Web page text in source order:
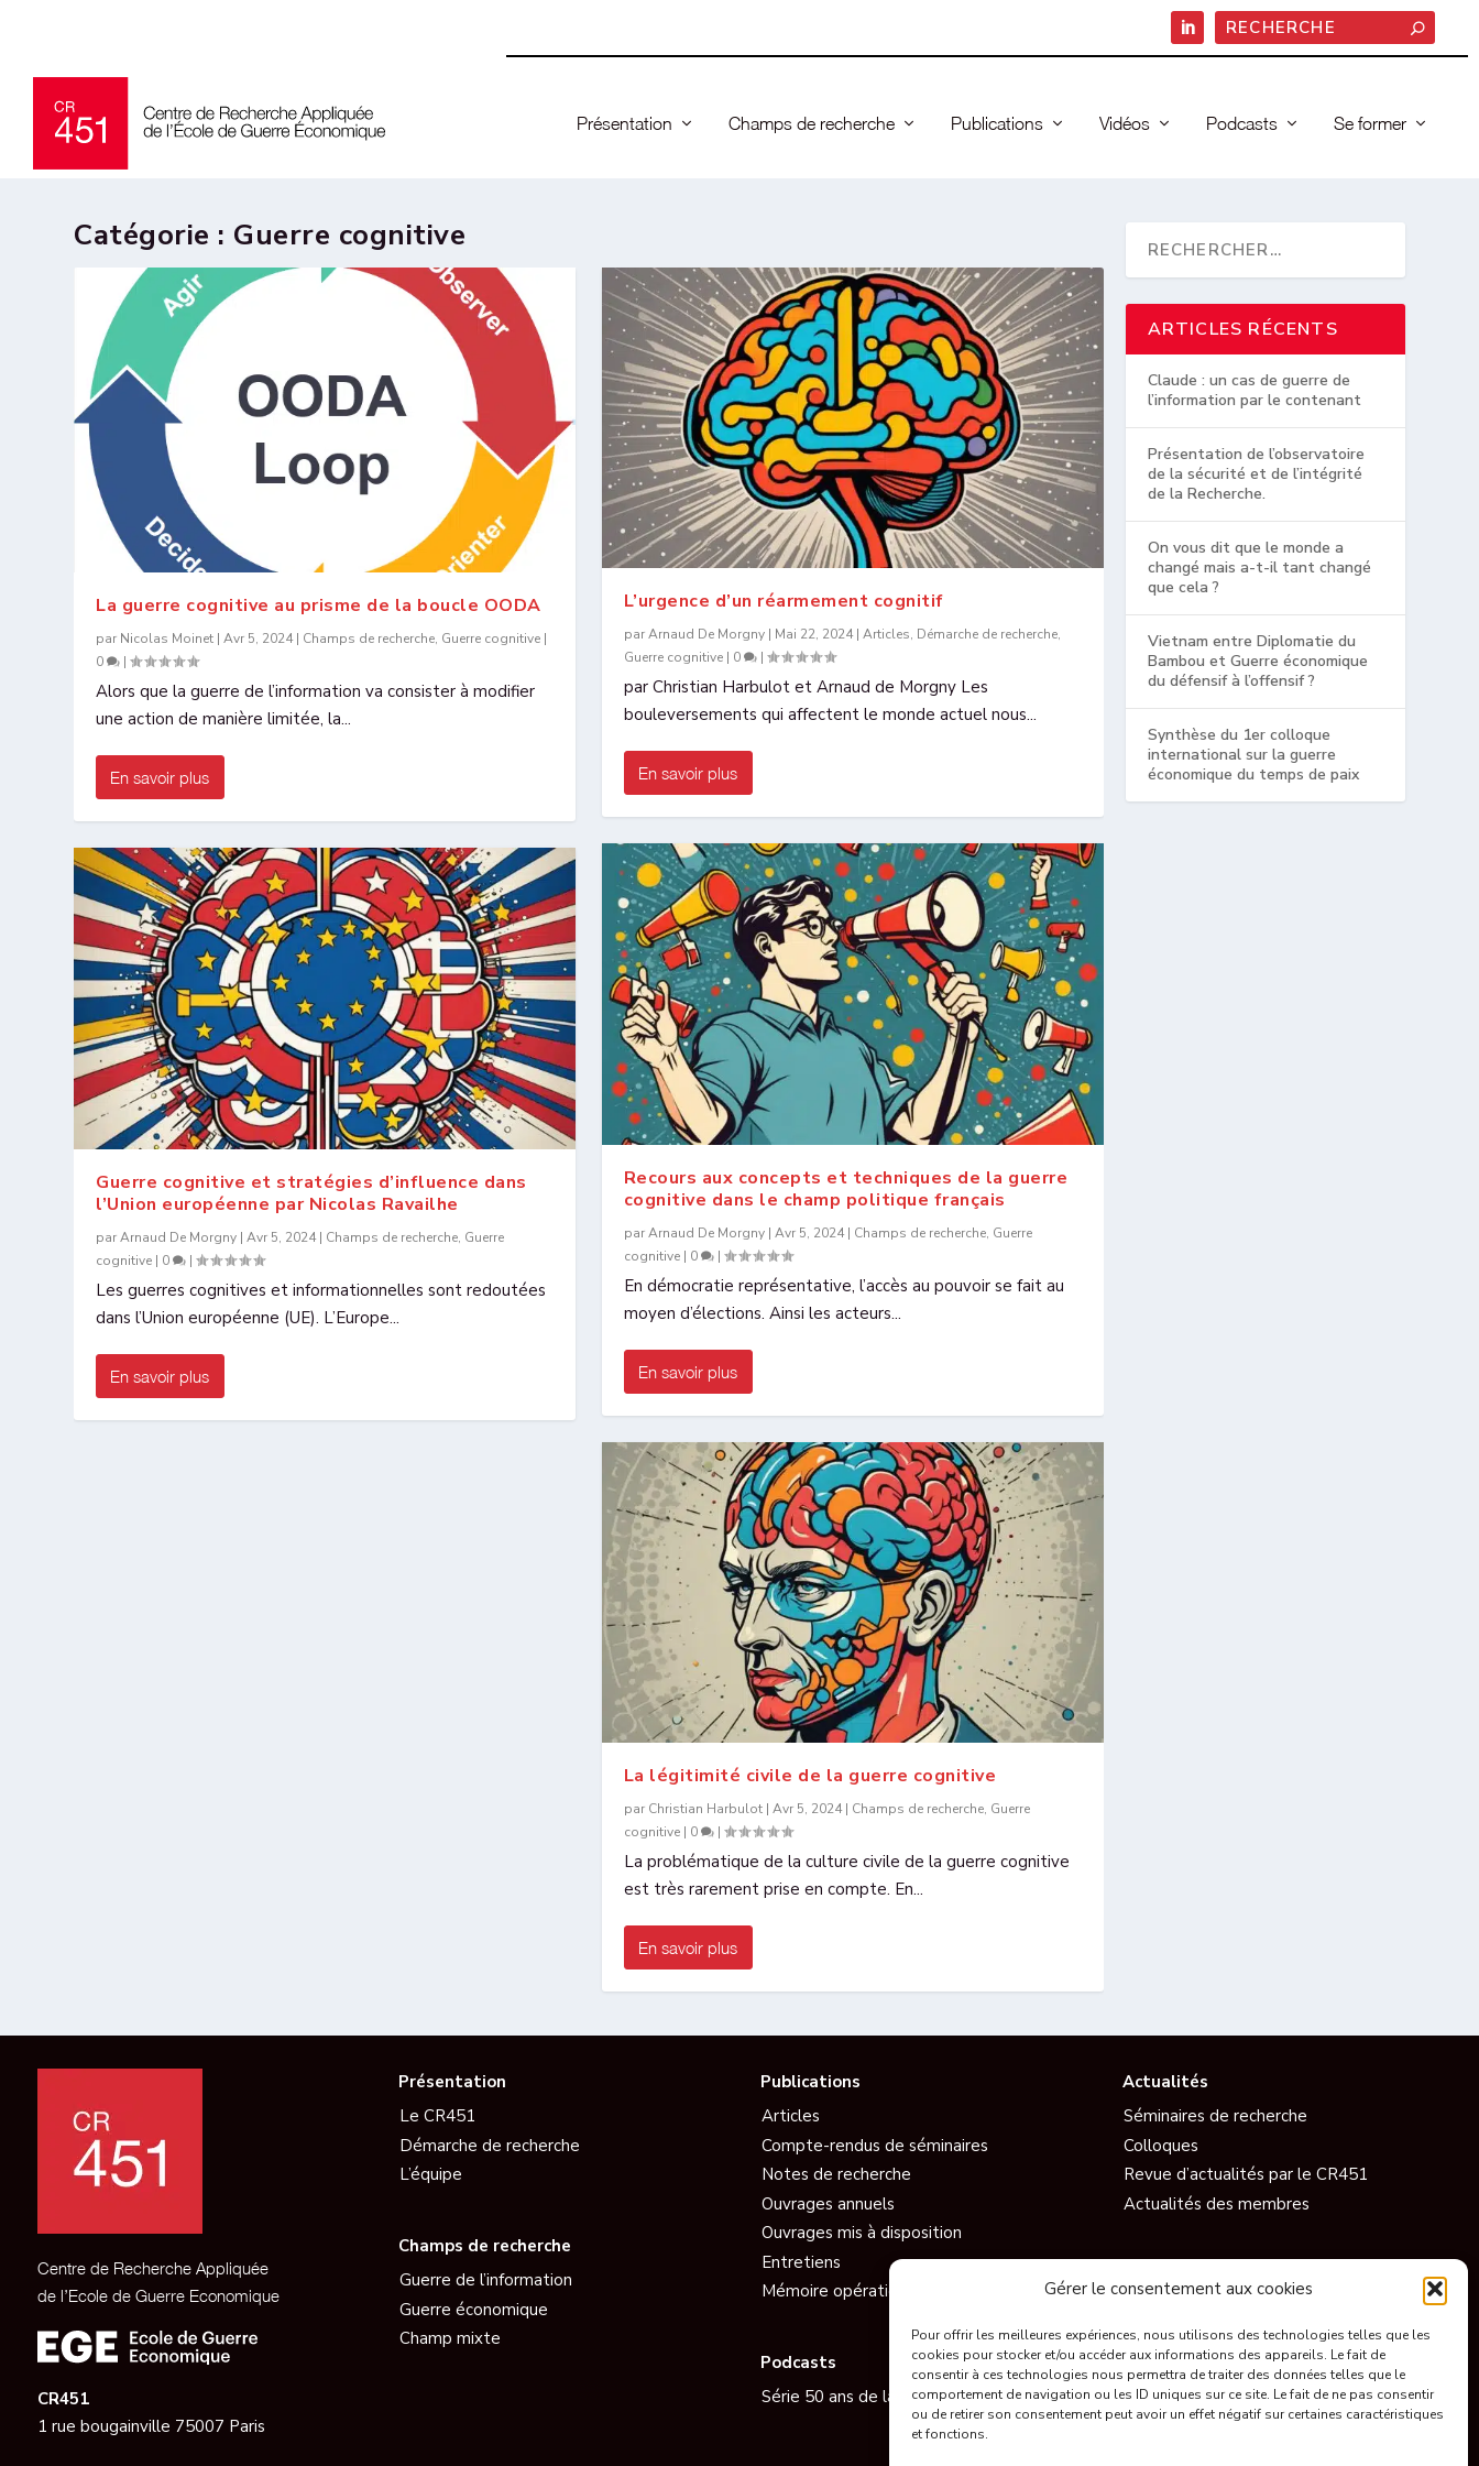
Gérer le consentement aux cookies
Pour offrir les meilleures expériences, nous utilisons des technologies telles que les
cookies pour stocker et/ou accéder aux informations des appareils. Le fait de
consentir à ces technologies nous permettra de traiter des données telles que le
comportement de navigation ou les ID uniques sur ce site. Le fait de ne pas consentir
ou de retirer son consentement peut avoir un effet négatif sur certaines caractéristiques
et fonctions.
Présentation Champs de recherche Publications Vidéos Podcasts Se former
Catégorie : Guerre cognitive
La guerre cognitive au prisme de la boucle OODA
par Nicolas Moinet |Avr 5, 2024| Champs de recherche, Guerre cognitive |
0
|
Alors que la guerre de l’information va consister à modifier
une action de manière limitée, la...
En savoir plus
Guerre cognitive et stratégies d’influence dans
l’Union européenne par Nicolas Ravailhe
parArnaud De Morgny |Avr 5, 2024| Champs de recherche, Guerre
cognitive | 0 |
Les guerres cognitives et informationnelles sont redoutées
dans l’Union européenne (UE). L’Europe...
En savoir plus
L’urgence d’un réarmement cognitif
parArnaud De Morgny| Mai 22, 2024| Articles, Démarche de recherche,
Guerre cognitive| 0 |
par Christian Harbulot et Arnaud de Morgny Les
bouleversements qui affectent le monde actuel nous...
En savoir plus
Recours aux concepts et techniques de la guerre
cognitive dans le champ politique français
parArnaud De Morgny| Avr 5, 2024| Champs de recherche, Guerre
cognitive| 0 |
En démocratie représentative, l’accès au pouvoir se fait au
moyen d’élections. Ainsi les acteurs...
En savoir plus
La légitimité civile de la guerre cognitive
par Christian Harbulot| Avr 5, 2024| Champs de recherche, Guerre
cognitive| 0 |
La problématique de la culture civile de la guerre cognitive
est très rarement prise en compte. En...
En savoir plus
ARTICLES RÉCENTS
Claude : un cas de guerre de
l’information par le contenant
Présentation de l’observatoire
de la sécurité et de l’intégrité
de la Recherche.
On vous dit que le monde a
changé mais a-t-il tant changé
que cela ?
Vietnam entre Diplomatie du
Bambou et Guerre économique
du défensif à l’offensif ?
Synthèse du 1er colloque
international sur la guerre
économique du temps de paix
Centre de Recherche Appliquée
de l’Ecole de Guerre Economique
CR451
1 rue bougainville 75007 Paris
Présentation
Le CR451
Démarche de recherche
L’équipe
Champs de recherche
Guerre de l’information
Guerre économique
Champ mixte
Publications
Articles
Compte-rendus de séminaires
Notes de recherche
Ouvrages annuels
Ouvrages mis à disposition
Entretiens
Mémoire opérationnelle EGE
Podcasts
Série 50 ans de la Guerre de l’Information
Actualités
Séminaires de recherche
Colloques
Revue d’actualités par le CR451
Actualités des membres
Conférences
Short
Ils parlent de nous